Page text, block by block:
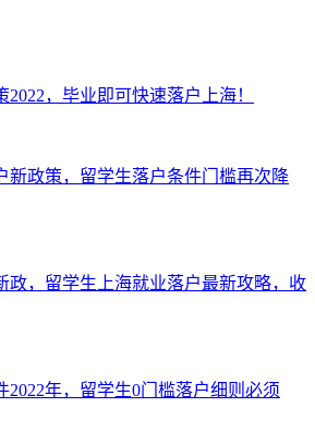
2022，毕业即可快速落户上海！
新政策，留学生落户条件门槛再次降
政，留学生上海就业落户最新攻略，收
2022年，留学生0门槛落户细则必须